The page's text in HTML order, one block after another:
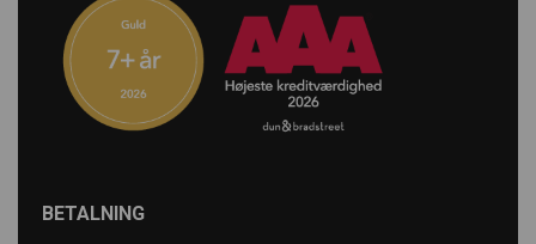
BETALNING